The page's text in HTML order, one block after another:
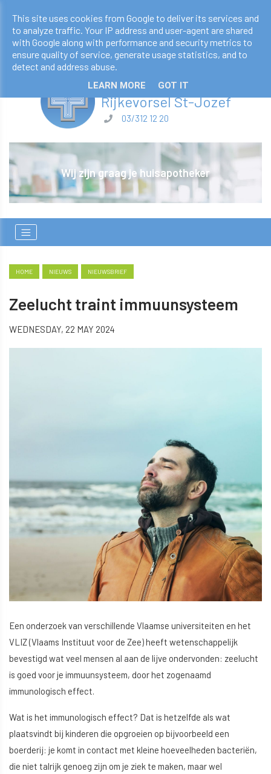
apotheekderveaux@telenet.be
03/312 12 20
Apotheek Derveaux
​​​​​​​Rijkevorsel St-Jozef
03/312 12 20
Wij zijn graag je huisapotheker
HOME NIEUWS NIEUWSBRIEF
Zeelucht traint immuunsysteem
WEDNESDAY, 22 MAY 2024
Een onderzoek van verschillende Vlaamse universiteiten en het
VLIZ (Vlaams Instituut voor de Zee) heeft wetenschappelijk
bevestigd wat veel mensen al aan de lijve ondervonden: zeelucht
is goed voor je immuunsysteem, door het zogenaamd
immunologisch effect.
Wat is het immunologisch effect? Dat is hetzelfde als wat
plaatsvindt bij kinderen die opgroeien op bijvoorbeeld een
boerderij: je komt in contact met kleine hoeveelheden bacteriën,
die niet talrijk genoeg zijn om je ziek te maken, maar wel
This site uses cookies from Google to deliver its services and
to analyze traffic. Your IP address and user-agent are shared
with Google along with performance and security metrics to
ensure quality of service, generate usage statistics, and to
detect and address abuse.
LEARN MORE GOT IT